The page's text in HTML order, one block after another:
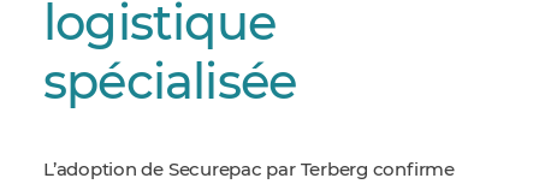
logistique
spécialisée
L’adoption de Securepac par Terberg confirme